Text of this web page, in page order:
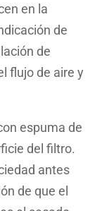
en la
de
de
flujo de aire y
espuma de
del filtro.
antes
de que el